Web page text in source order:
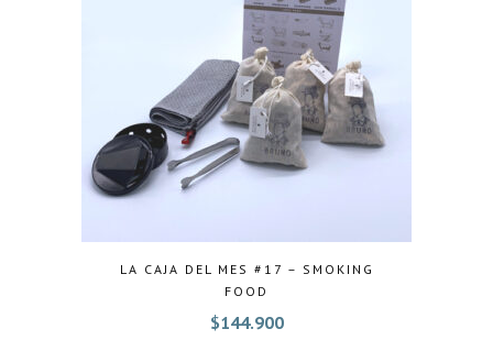
LA CAJA DEL MES #17 – SMOKING
FOOD
$144.900